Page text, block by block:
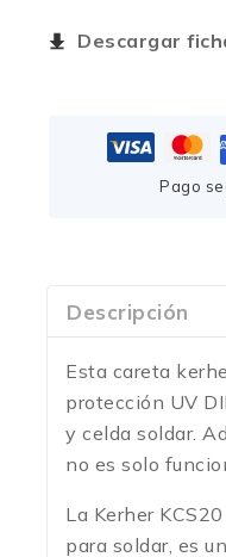
Descargar
Pago
Descripción
Esta careta
protección UV
y celda soldar.
no es solo
La Kerher
para soldar, es